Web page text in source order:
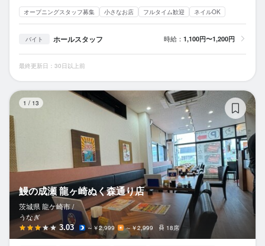
オープニングスタッフ募集 小さなお店 フルタイム歓迎 ネイルOK
バイト ホールスタッフ 時給： 1,100円〜1,200円
最終更新日：30日以上前
1 / 13
鰻の成瀬 龍ヶ崎ぬく森通り店
茨城県 龍ケ崎市 /
うなぎ
3.03 ～￥2,999 ～￥2,999 18席